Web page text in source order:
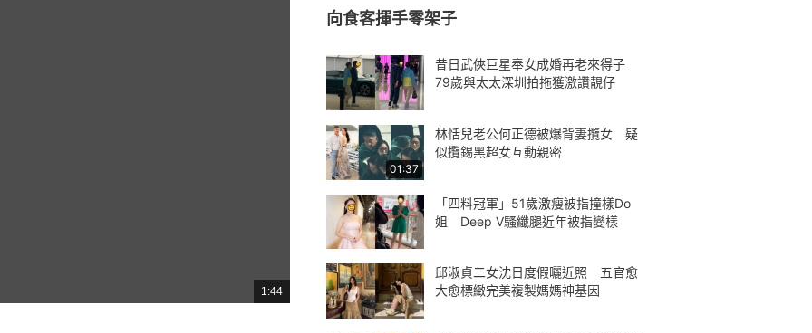
總
共
1:44
向食客揮手零架子
昔日武俠巨星奉女成婚再老來得子
79歲與太太深圳拍拖獲激讚靚仔
01:37
林恬兒老公何正德被爆背妻攬女 疑
似攬錫黑超女互動親密
「四料冠軍」51歲激瘦被指撞樣Do
姐 Deep V騷纖腿近年被指變樣
邱淑貞二女沈日度假曬近照 五官愈
大愈標緻完美複製媽媽神基因